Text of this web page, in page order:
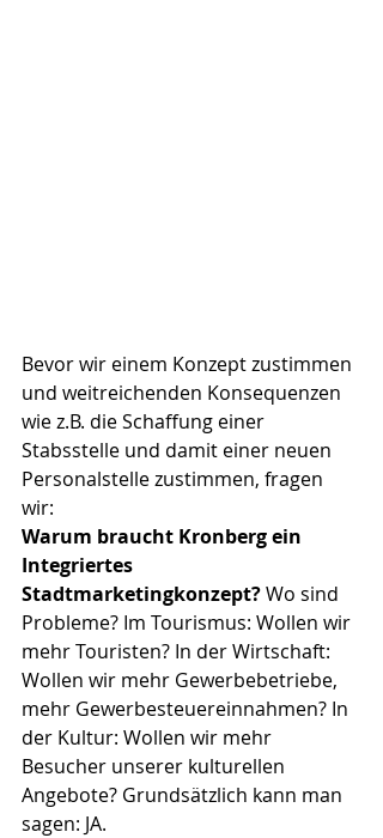
Bevor wir einem Konzept zustimmen
und weitreichenden Konsequenzen
wie z.B. die Schaffung einer
Stabsstelle und damit einer neuen
Personalstelle zustimmen, fragen
wir:
Warum braucht Kronberg ein
Integriertes
Stadtmarketingkonzept? Wo sind
Probleme? Im Tourismus: Wollen wir
mehr Touristen? In der Wirtschaft:
Wollen wir mehr Gewerbebetriebe,
mehr Gewerbesteuereinnahmen? In
der Kultur: Wollen wir mehr
Besucher unserer kulturellen
Angebote? Grundsätzlich kann man
sagen: JA.